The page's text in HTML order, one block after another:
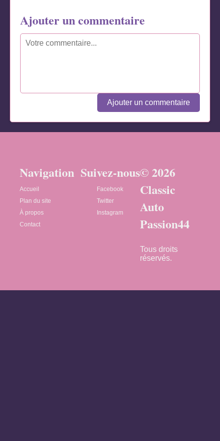
Ajouter un commentaire
Ajouter un commentaire
Navigation
Accueil
Plan du site
À propos
Contact
Suivez-nous
Facebook
Twitter
Instagram
© 2026
Classic
Auto
Passion44
Tous droits
réservés.